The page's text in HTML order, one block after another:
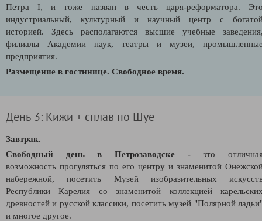
Петра I, и тоже назван в честь царя-реформатора.
индустриальный, культурный и научный центр с
историей. Здесь располагаются высшие учебные
филиалы Академии наук, театры и музеи,
предприятия.
Размещение в гостинице. Свободное время.
День 3: Кижи + сплав по Шуе
Завтрак.
Свободный день в Петрозаводске -это
возможность прогуляться по его центру и знаменитой
набережной, посетить Музей изобразительных
Республики Карелия со знаменитой коллекцией
древностей и русской классики, посетить музей "Полярной
и многое другое.